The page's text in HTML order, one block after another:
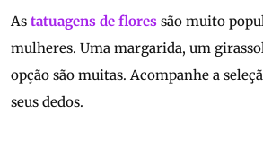
As tatuagens de flores são muito
mulheres. Uma margarida, um
opção são muitas. Acompanhe a
seus dedos.